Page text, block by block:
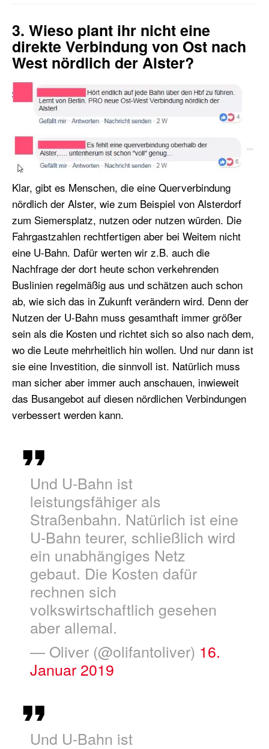
3. Wieso plant ihr nicht eine
direkte Verbindung von Ost nach
West nördlich der Alster?
Klar, gibt es Menschen, die eine Querverbindung
nördlich der Alster, wie zum Beispiel von Alsterdorf
zum Siemersplatz, nutzen oder nutzen würden. Die
Fahrgastzahlen rechtfertigen aber bei Weitem nicht
eine U-Bahn. Dafür werten wir z.B. auch die
Nachfrage der dort heute schon verkehrenden
Buslinien regelmäßig aus und schätzen auch schon
ab, wie sich das in Zukunft verändern wird. Denn der
Nutzen der U-Bahn muss gesamthaft immer größer
sein als die Kosten und richtet sich so also nach dem,
wo die Leute mehrheitlich hin wollen. Und nur dann ist
sie eine Investition, die sinnvoll ist. Natürlich muss
man sicher aber immer auch anschauen, inwieweit
das Busangebot auf diesen nördlichen Verbindungen
verbessert werden kann.
Und U-Bahn ist
leistungsfähiger als
Straßenbahn. Natürlich ist eine
U-Bahn teurer, schließlich wird
ein unabhängiges Netz
gebaut. Die Kosten dafür
rechnen sich
volkswirtschaftlich gesehen
aber allemal.
— Oliver (@olifantoliver) 16.
Januar 2019
Und U-Bahn ist